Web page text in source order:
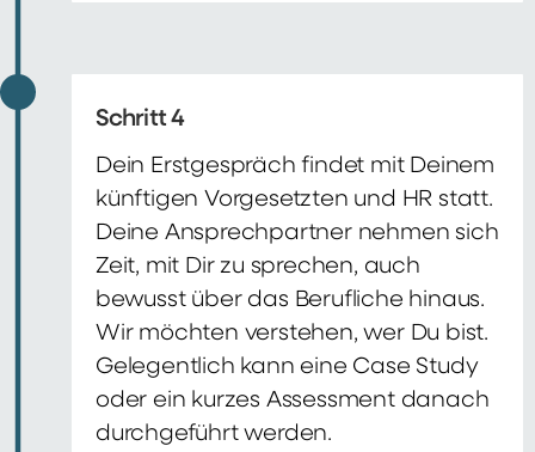
Schritt 4
Dein Erstgespräch findet mit Deinem
künftigen Vorgesetzten und HR statt.
Deine Ansprechpartner nehmen sich
Zeit, mit Dir zu sprechen, auch
bewusst über das Berufliche hinaus.
Wir möchten verstehen, wer Du bist.
Gelegentlich kann eine Case Study
oder ein kurzes Assessment danach
durchgeführt werden.